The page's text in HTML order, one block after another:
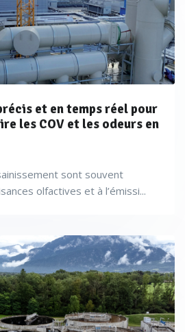
et en temps réel pour
les COV et les odeurs en
sont souvent
olfactives et à l’émissi...